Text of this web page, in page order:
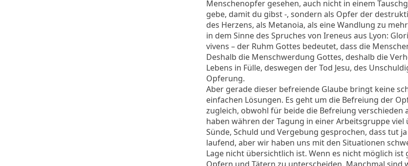
Menschenopfer gesehen, auch nicht in einem
gebe, damit du gibst -, sondern als Opfer der
des Herzens, als Metanoia, als eine Wandlung zu
in dem Sinne des Spruches von Ireneus aus Lyon:
vivens – der Ruhm Gottes bedeutet, dass die
Deshalb die Menschwerdung Gottes, deshalb die
Lebens in Fülle, deswegen der Tod Jesu, des
Opferung.
Aber gerade dieser befreiende Glaube bringt keine
einfachen Lösungen. Es geht um die Befreiung der
zugleich, obwohl für beide die Befreiung verschieden
haben währen der Tagung in einer Arbeitsgruppe viel
Sünde, Schuld und Vergebung gesprochen, dass tut
laufend, aber wir haben uns mit den Situationen
Lage nicht übersichtlich ist. Wenn es nicht möglich ist